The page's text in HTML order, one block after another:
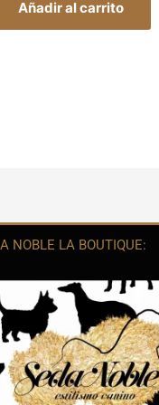
Añadir al carrito
NOBLE LA BOUTIQUE: